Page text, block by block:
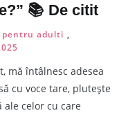
📚 De citit
pentru adulti ,
mă întâlnesc adesea
cu voce tare, plutește
celor cu care